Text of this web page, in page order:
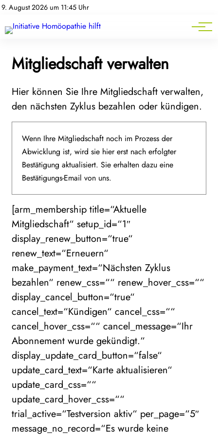
9. August 2026 um 11:45 Uhr
Homöopathie-News
Service
Mitgliedschaft verwalten
Hier können Sie Ihre Mitgliedschaft verwalten,
den nächsten Zyklus bezahlen oder kündigen.
Wenn Ihre Mitgliedschaft noch im Prozess der
Abwicklung ist, wird sie hier erst nach erfolgter
Bestätigung aktualisiert. Sie erhalten dazu eine
Bestätigungs-Email von uns.
[arm_membership title=“Aktuelle
Mitgliedschaft“ setup_id=“1″
display_renew_button=“true“
renew_text=“Erneuern“
make_payment_text=“Nächsten Zyklus
bezahlen“ renew_css=““ renew_hover_css=““
display_cancel_button=“true“
cancel_text=“Kündigen“ cancel_css=““
cancel_hover_css=““ cancel_message=“Ihr
Abonnement wurde gekündigt.“
display_update_card_button=“false“
update_card_text=“Karte aktualisieren“
update_card_css=““
update_card_hover_css=““
trial_active=“Testversion aktiv“ per_page=“5″
message_no_record=“Es wurde keine